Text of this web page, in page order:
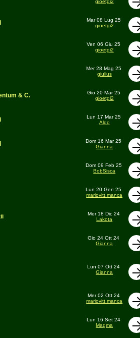
gioetgi2
Mar 08 Lug 25
gioetgi2
Ven 06 Giu 25
gioetgi2
Mer 28 Mag 25
giulius
& C.
Gio 20 Mar 25
gioetgi2
Lun 17 Mar 25
Aldo
Dom 16 Mar 25
Gianna
Dom 09 Feb 25
BobSisca
Lun 20 Gen 25
mariovitt.manca
Mer 18 Dic 24
Lakota
Gio 24 Ott 24
Gianna
Lun 07 Ott 24
Gianna
Mer 02 Ott 24
mariovitt.manca
Lun 16 Set 24
Magma